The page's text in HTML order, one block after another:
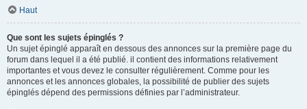
Haut
Que sont les sujets épinglés ?
Un sujet épinglé apparaît en dessous des annonces sur la première page du
forum dans lequel il a été publié. il contient des informations relativement
importantes et vous devez le consulter régulièrement. Comme pour les
annonces et les annonces globales, la possibilité de publier des sujets
épinglés dépend des permissions définies par l’administrateur.